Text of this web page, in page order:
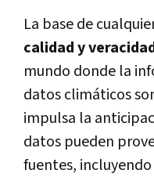
La base de
calidad y
mundo donde la
datos climáticos
impulsa la
datos pueden
fuentes,